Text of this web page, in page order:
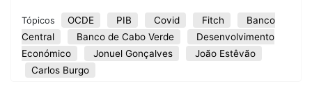
Tópicos OCDE PIB Covid Fitch
Banco
Central
Banco de Cabo Verde
Desenvolvimento
Económico
Jonuel Gonçalves
João Estêvão
Carlos Burgo